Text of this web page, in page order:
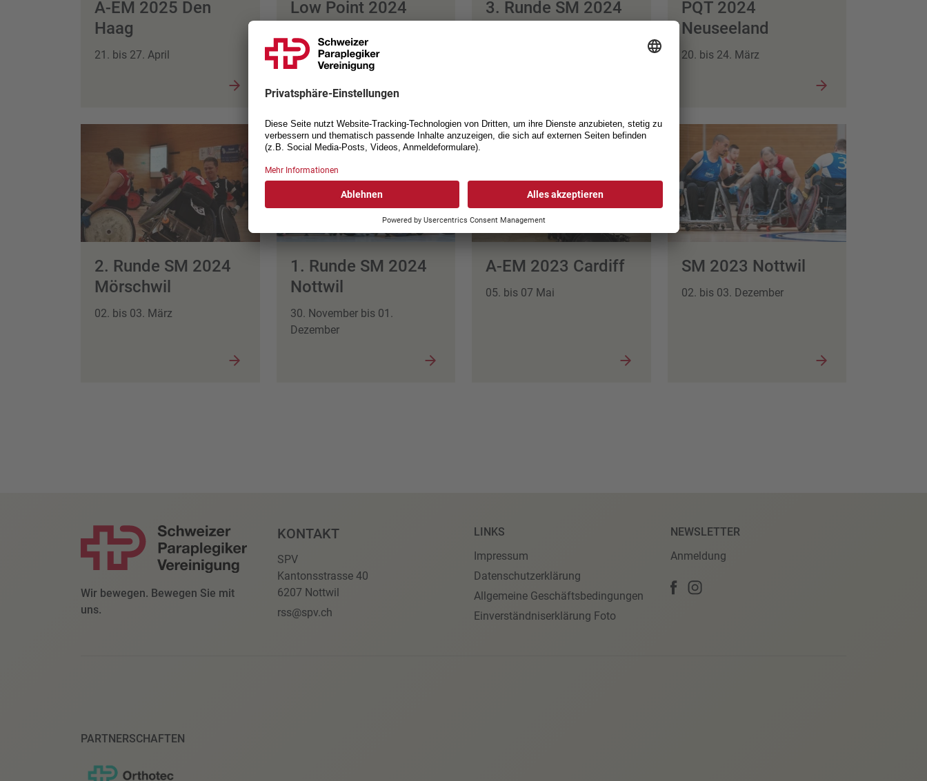
A-EM 2025 Den
Haag
21. bis 27. April
Low Point 2024
3. Runde SM 2024
PQT 2024
Neuseeland
20. bis 24. März
2. Runde SM 2024
Mörschwil
02. bis 03. März
1. Runde SM 2024
Nottwil
30. November bis 01.
Dezember
A-EM 2023 Cardiff
05. bis 07 Mai
SM 2023 Nottwil
02. bis 03. Dezember
Wir bewegen. Bewegen Sie mit
uns.
KONTAKT
SPV
Kantonsstrasse 40
6207 Nottwil
rss@spv.ch
LINKS
Impressum
Datenschutzerklärung
Allgemeine Geschäftsbedingungen
Einverständniserklärung Foto
NEWSLETTER
Anmeldung
PARTNERSCHAFTEN